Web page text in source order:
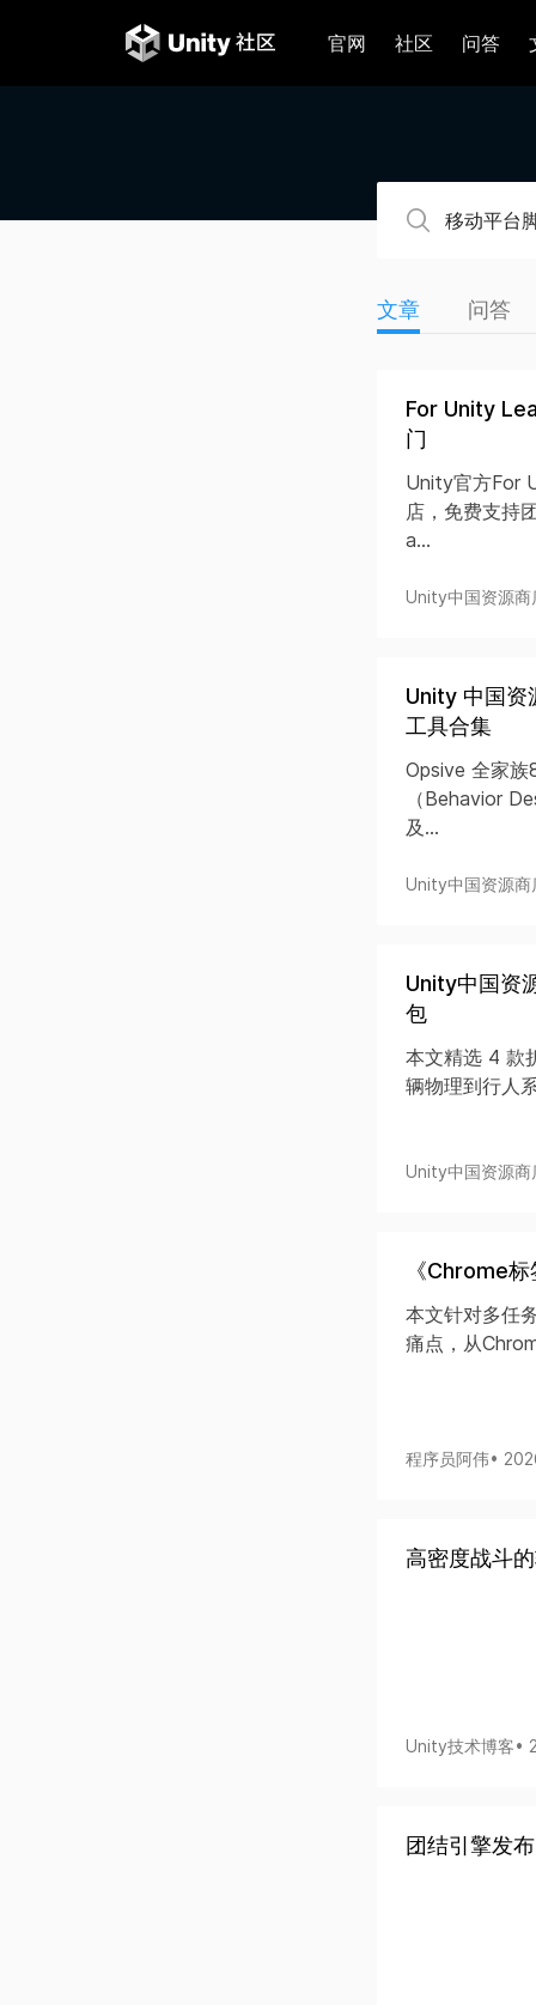
官网 社区 问答
文章 问答
For Unity
门
Unity官方For
店，免费支持
a...
Unity中国资源商
Unity 中国
工具合集
Opsive 全家
（Behavior
及...
Unity中国资源商
Unity中国资
包
本文精选 4 款
辆物理到行人
Unity中国资源商
《Chrome
本文针对多任
痛点，从
程序员阿伟•
高密度战斗
Unity技术博客•
团结引擎发